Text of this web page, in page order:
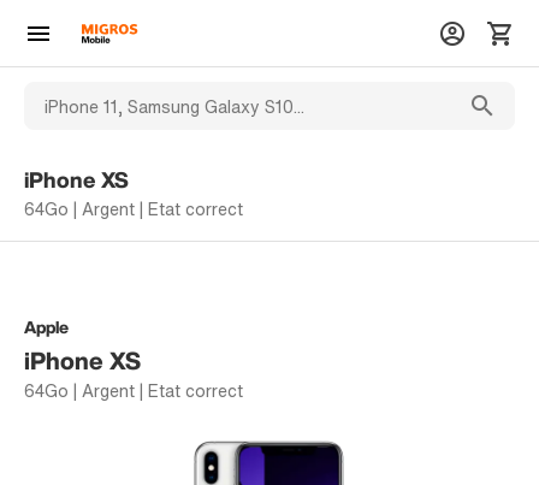
iPhone XS
64Go | Argent | Etat correct
Apple
iPhone XS
64Go | Argent | Etat correct